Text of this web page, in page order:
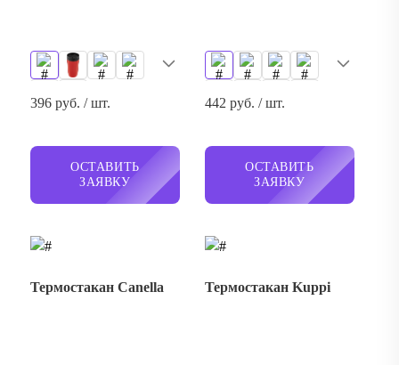
396 руб. / шт.
ОСТАВИТЬ
ЗАЯВКУ
442 руб. / шт.
ОСТАВИТЬ
ЗАЯВКУ
Термостакан Canella Термостакан Kuppi